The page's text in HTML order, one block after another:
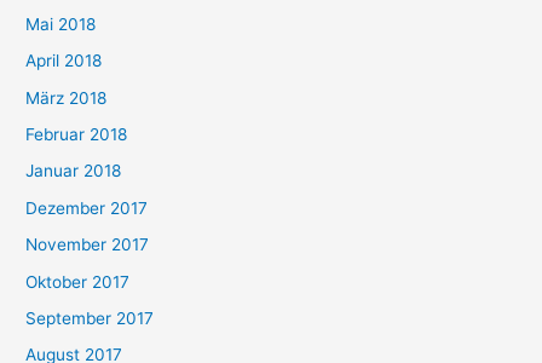
Mai 2018
April 2018
März 2018
Februar 2018
Januar 2018
Dezember 2017
November 2017
Oktober 2017
September 2017
August 2017